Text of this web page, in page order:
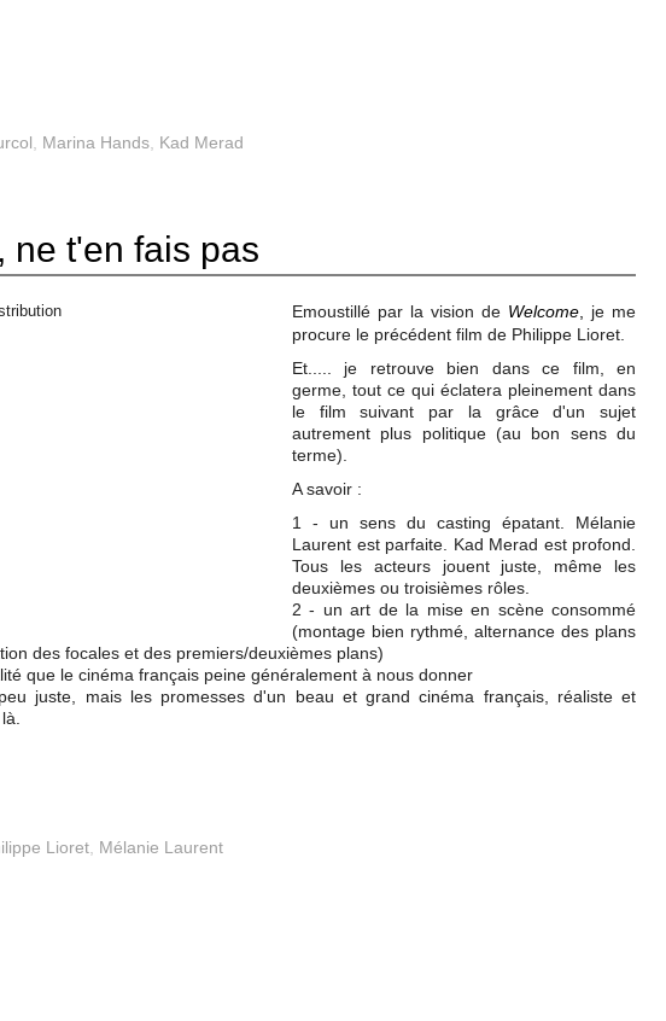
Marina Hands Kad Merad
ne t'en fais pas
Emoustillé par la vision de Welcome
je me
procure le précédent film de Philippe Lioret.
Et..... je retrouve bien dans ce film, en
germe, tout ce qui éclatera pleinement dans
le film suivant par la grâce d'un sujet
autrement plus politique (au bon sens du
terme).
A savoir :
1 - un sens du casting épatant. Mélanie
Laurent est parfaite. Kad Merad est profond.
Tous les acteurs jouent juste, même les
deuxièmes ou troisièmes rôles.
2 - un art de la mise en scène consommé
(montage bien rythmé, alternance des plans
des focales et des premiers/deuxièmes plans)
que le cinéma français peine généralement à nous donner
juste, mais les promesses d'un beau et grand cinéma français, réaliste et
Lioret Mélanie Laurent